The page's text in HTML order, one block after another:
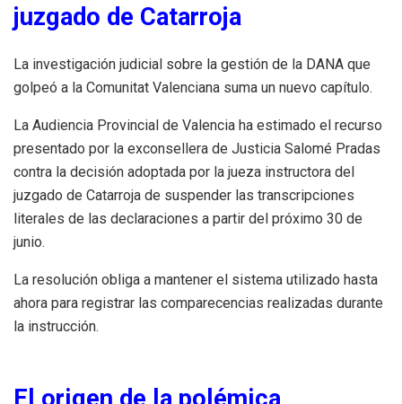
juzgado de Catarroja
La investigación judicial sobre la gestión de la DANA que
golpeó a la Comunitat Valenciana suma un nuevo capítulo.
La Audiencia Provincial de Valencia ha estimado el recurso
presentado por la exconsellera de Justicia Salomé Pradas
contra la decisión adoptada por la jueza instructora del
juzgado de Catarroja de suspender las transcripciones
literales de las declaraciones a partir del próximo 30 de
junio.
La resolución obliga a mantener el sistema utilizado hasta
ahora para registrar las comparecencias realizadas durante
la instrucción.
El origen de la polémica